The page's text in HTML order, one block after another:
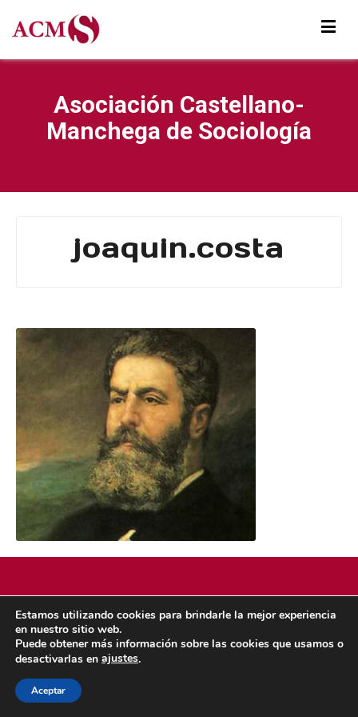
Asociación Castellano-
Manchega de Sociología
joaquin.costa
POLÍTICA DE COOKIES POLÍTICA DE PRIVACIDAD
© 2026 ACMS.
Estamos utilizando cookies para brindarle la mejor experiencia
en nuestro sitio web.
Puede obtener más información sobre las cookies que usamos o
desactivarlas en ajustes.
Aceptar